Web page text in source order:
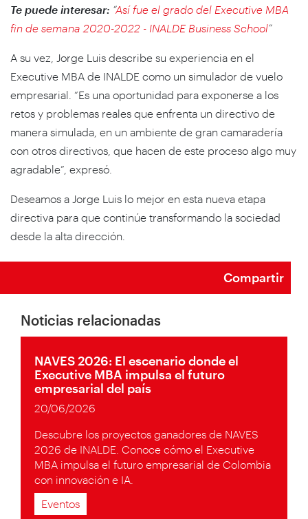
Te puede interesar: “Así fue el grado del Executive MBA
fin de semana 2020-2022 - INALDE Business School”
A su vez, Jorge Luis describe su experiencia en el
Executive MBA de INALDE como un simulador de vuelo
empresarial. “Es una oportunidad para exponerse a los
retos y problemas reales que enfrenta un directivo de
manera simulada, en un ambiente de gran camaradería
con otros directivos, que hacen de este proceso algo muy
agradable”, expresó.
Deseamos a Jorge Luis lo mejor en esta nueva etapa
directiva para que continúe transformando la sociedad
desde la alta dirección.
Compartir
Noticias relacionadas
NAVES 2026: El escenario donde el
Executive MBA impulsa el futuro
empresarial del país
20/06/2026
Descubre los proyectos ganadores de NAVES
2026 de INALDE. Conoce cómo el Executive
MBA impulsa el futuro empresarial de Colombia
con innovación e IA.
Eventos